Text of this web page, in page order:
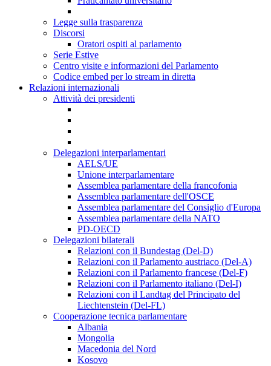
Legge sulla trasparenza
Discorsi
Oratori ospiti al parlamento
Serie Estive
Centro visite e informazioni del Parlamento
Codice embed per lo stream in diretta
Relazioni internazionali
Attività dei presidenti
Delegazioni interparlamentari
AELS/UE
Unione interparlamentare
Assemblea parlamentare della francofonia
Assemblea parlamentare dell'OSCE
Assemblea parlamentare del Consiglio d'Europa
Assemblea parlamentare della NATO
PD-OECD
Delegazioni bilaterali
Relazioni con il Bundestag (Del-D)
Relazioni con il Parlamento austriaco (Del-A)
Relazioni con il Parlamento francese (Del-F)
Relazioni con il Parlamento italiano (Del-I)
Relazioni con il Landtag del Principato del
Liechtenstein (Del-FL)
Cooperazione tecnica parlamentare
Albania
Mongolia
Macedonia del Nord
Kosovo